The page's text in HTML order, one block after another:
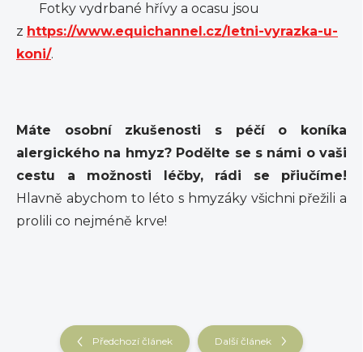
Fotky vydrbané hřívy a ocasu jsou
z https://www.equichannel.cz/letni-vyrazka-u-
koni/.
Máte osobní zkušenosti s péčí o koníka
alergického na hmyz? Podělte se s námi o vaši
cestu a možnosti léčby, rádi se přiučíme!
Hlavně abychom to léto s hmyzáky všichni přežili a
prolili co nejméně krve!
Předchozí článek Další článek